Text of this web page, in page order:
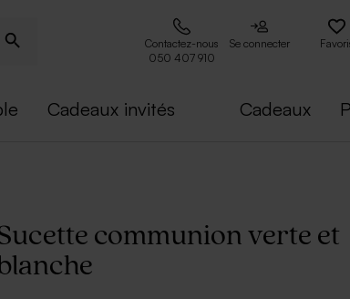
Contactez-nous
050 407 910
Se connecter
Cadeaux invités Cadeaux
communion verte et